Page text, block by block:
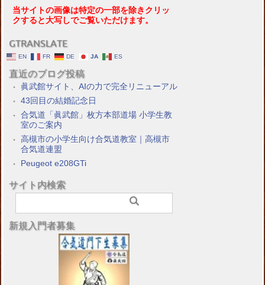
当サイトの画像は特定の一部を除きクリッ
クすると大写しでご覧いただけます。
GTRANSLATE
EN FR DE JA ES
直近のブログ投稿
眞武館サイト、AIの力で完全リニューアル
43回目の結婚記念日
合気道「眞武館」枚方本部道場 小学生教
室のご案内
高槻市の小学生向け合気道教室｜高槻市
合気道連盟
Peugeot e208GTi
サイト内検索
新規入門者募集